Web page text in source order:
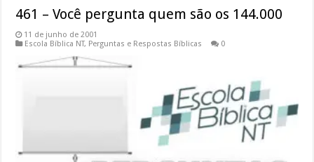
461 – Você pergunta quem são os 144.000
11 de junho de 2001
Escola Bíblica NT, Perguntas e Respostas Bíblicas 0